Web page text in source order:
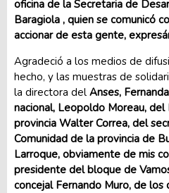
oficina de la Secretaria de
Baragiola , quien se comunicó
accionar de esta gente,
Agradeció a los medios de
hecho, y las muestras de
la directora del Anses,
nacional, Leopoldo Moreau,
provincia Walter Correa, del
Comunidad de la provincia de
Larroque, obviamente de mis
presidente del bloque de
concejal Fernando Muro, de los